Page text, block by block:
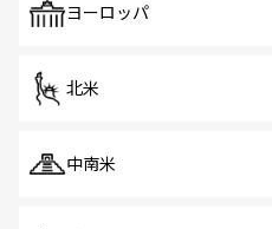
で、ホーカーズは地元
ヨーロッパ
北米
中南米